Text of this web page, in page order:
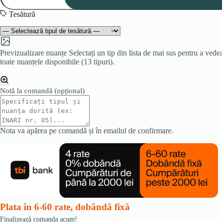
DAVOS
Tesătură
Previzualizare nuanțe Selectați un tip din lista de mai sus pentru a
toate nuanțele disponibile (13 tipuri).
Notă la comandă (opțional)
Nota va apărea pe comandă și în emailul de confirmare.
Plata în 6-60 rate, dobândă fixă
Finalizează comanda acum!